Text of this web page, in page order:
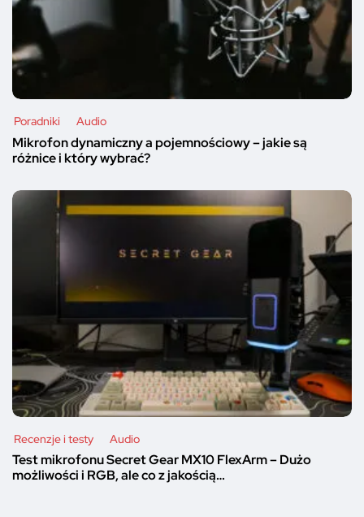
Poradniki Audio
Mikrofon dynamiczny a pojemnościowy – jakie są
różnice i który wybrać?
Recenzje i testy Audio
Test mikrofonu Secret Gear MX10 FlexArm – Dużo
możliwości i RGB, ale co z jakością…